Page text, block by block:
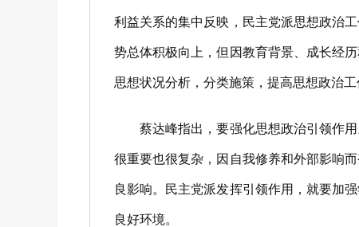
利益关系的集中反映，民主党派思想政治
势总体积极向上，但因教育背景、成长经
思想状况分析，分类施策，提高思想政治工
蔡达峰指出，要强化思想政治引领作用
很重要也很复杂，因自我修养和外部影响
良影响。民主党派发挥引领作用，就要加
良好环境。